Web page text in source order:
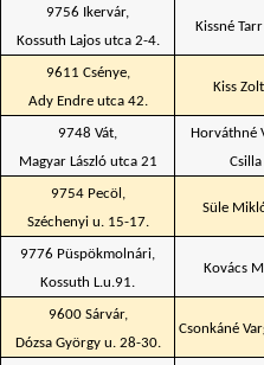
9756 Ikervár,
Kossuth Lajos utca 2-4.
Kissné
9611 Csénye,
Ady Endre utca 42.
Kiss
9748 Vát,
Magyar László utca 21
Horváthné
Csilla
9754 Pecöl,
Széchenyi u. 15-17.
Süle
9776 Püspökmolnári,
Kossuth L.u.91.
Kovács
9600 Sárvár,
Dózsa György u. 28-30.
Csonkáné